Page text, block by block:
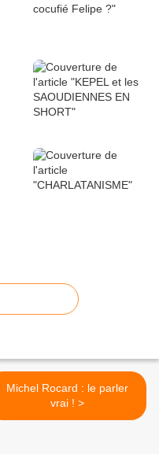
Michel Rocard : le parler
vrai ! >